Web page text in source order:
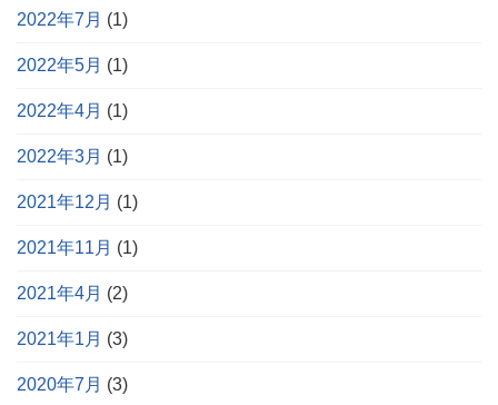
2022年7月 (1)
2022年5月 (1)
2022年4月 (1)
2022年3月 (1)
2021年12月 (1)
2021年11月 (1)
2021年4月 (2)
2021年1月 (3)
2020年7月 (3)